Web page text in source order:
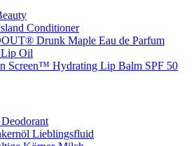
Conditioner
Drunk Maple Eau de Parfum
Oil
Screen™ Hydrating Lip Balm SPF 50
Lieblingsfluid